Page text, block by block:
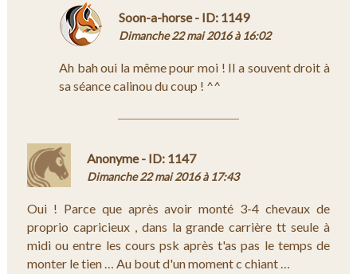
Soon-a-horse - ID: 1149
Dimanche 22 mai 2016 à 16:02
Ah bah oui la même pour moi ! Il a souvent droit à
sa séance calinou du coup ! ^^
Anonyme - ID: 1147
Dimanche 22 mai 2016 à 17:43
Oui ! Parce que après avoir monté 3-4 chevaux de
proprio capricieux , dans la grande carrière tt seule à
midi ou entre les cours psk après t'as pas le temps de
monter le tien … Au bout d'un moment c chiant …